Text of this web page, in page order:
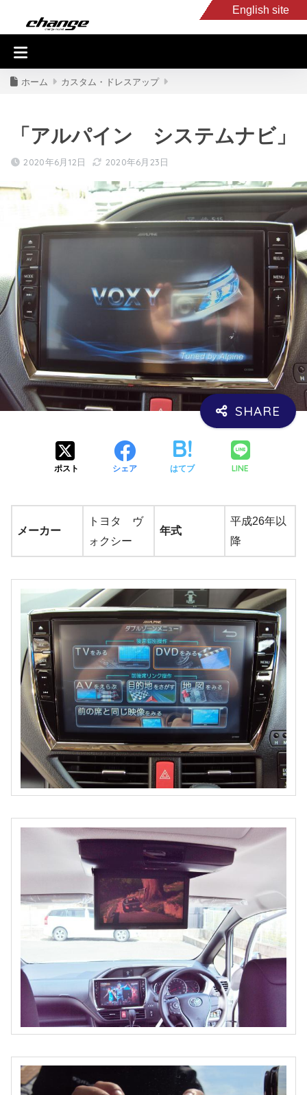
English site
入庫車情報
ホーム カスタム・ドレスアップ
「アルパイン システムナビ」
2020年6月12日 2020年6月23日
ポスト シェア はてブ LINE
メーカー
トヨタ ヴ
ォクシー
年式
平成26年以
降